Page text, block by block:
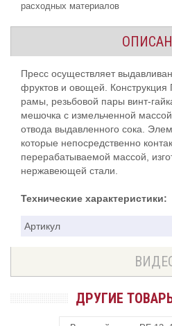
расходных материалов
Пресс осуществляет
фруктов и овощей. Конструкция
рамы, резьбовой пары винт-
мешочка с измельченной
отвода выдавленного сока.
которые непосредственно
перерабатываемой массой,
нержавеющей стали.
Технические характеристики:
Артикул
ДРУГИЕ